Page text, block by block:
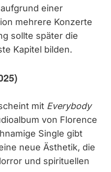
einer
mehrere Konzerte
sollte später die
Kapitel bilden.
mit Everybody
von Florence
Single gibt
neue Ästhetik, die
und spirituellen